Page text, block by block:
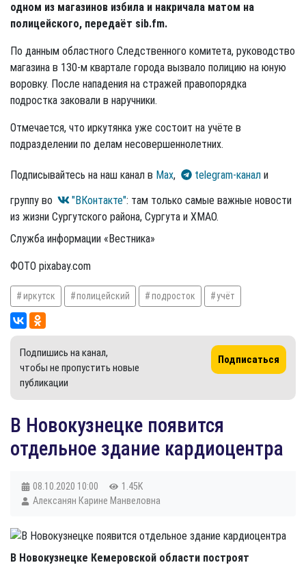
одном из магазинов избила и накричала матом на
полицейского, передаёт sib.fm.
По данным областного Следственного комитета, руководство
магазина в 130-м квартале города вызвало полицию на юную
воровку. После нападения на стражей правопорядка
подростка заковали в наручники.
Отмечается, что иркутянка уже состоит на учёте в
подразделении по делам несовершеннолетних.
Подписывайтесь на наш канал в Max, telegram-канал и
группу во
"ВКонтакте": там только самые важные новости
из жизни Сургутского района, Сургута и ХМАО.
Служба информации «Вестника»
ФОТО pixabay.com
иркутск полицейский подросток учёт
Подпишись на канал,
чтобы не пропустить новые
публикации
Подписаться
В Новокузнецке появится
отдельное здание кардиоцентра
08.10.2020 10:00
1.45K
Алексанян Карине Манвеловна
В Новокузнецке Кемеровской области построят